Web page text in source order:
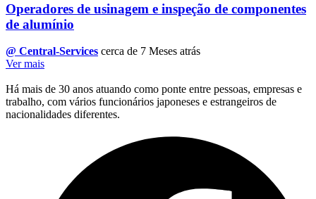
Operadores de usinagem e inspeção de componentes
de alumínio
@ Central-Services cerca de 7 Meses atrás
Ver mais
Há mais de 30 anos atuando como ponte entre pessoas, empresas e
trabalho, com vários funcionários japoneses e estrangeiros de
nacionalidades diferentes.